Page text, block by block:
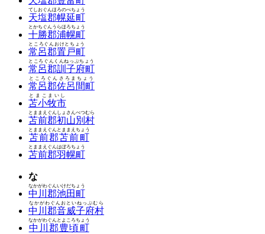
天塩郡幌延町
てしおぐんほろのべちょう
十勝郡浦幌町
とかちぐんうらほろちょう
常呂郡置戸町
ところぐんおけとちょう
常呂郡訓子府町
ところぐんくんねっぷちょう
常呂郡佐呂間町
ところぐんさろまちょう
苫小牧市
とまこまいし
苫前郡初山別村
とままえぐんしょさんべつむら
苫前郡苫前町
とままえぐんとままえちょう
苫前郡羽幌町
とままえぐんはぼろちょう
な
中川郡池田町
なかがわぐんいけだちょう
中川郡音威子府村
なかがわぐんおといねっぷむら
中川郡豊頃町
なかがわぐんとよころちょう